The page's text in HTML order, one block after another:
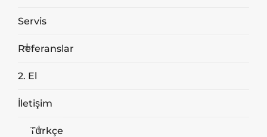
Servis
Referanslar
2. El
İletişim
Türkçe
Kablo Atık Parçalama
Ekipmanları